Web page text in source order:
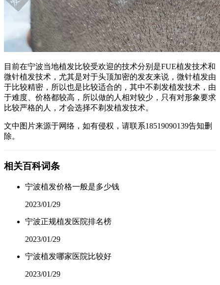
目前在宁波当地植发比较受欢迎的技术分别是FUE植发技术和
微针植发技术，尤其是对于头顶加密的发友来说，微针植发由
于比较精密，所以也是比较适合的，其中不剃发植发技术，由
于难度、价格都较高，所以做的人相对较少，只有对形象要求
比较严格的人，才会选择不剃发植发技术。
文中图片来源于网络，如有侵权，请联系18519090139告知删
除。
相关百科词条
宁波植发价格一般是多少钱
2023/01/29
宁波正规植发医院排名榜
2023/01/29
宁波植发哪家医院比较好
2023/01/29